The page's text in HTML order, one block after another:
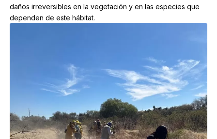
daños irreversibles en la vegetación y en las especies que
dependen de este hábitat.